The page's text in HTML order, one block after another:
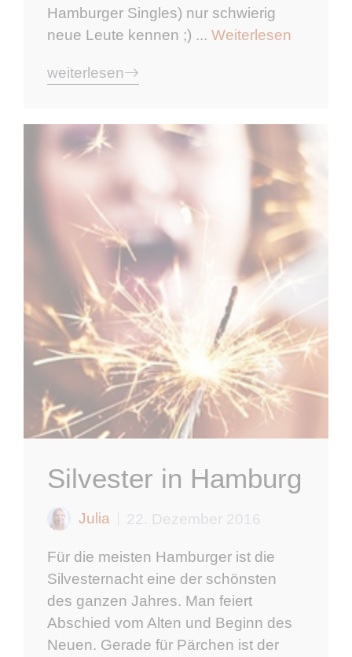
Hamburger Singles) nur schwierig
neue Leute kennen ;) ... Weiterlesen
weiterlesen
Silvester in Hamburg
Julia 22. Dezember 2016
Für die meisten Hamburger ist die
Silvesternacht eine der schönsten
des ganzen Jahres. Man feiert
Abschied vom Alten und Beginn des
Neuen. Gerade für Pärchen ist der